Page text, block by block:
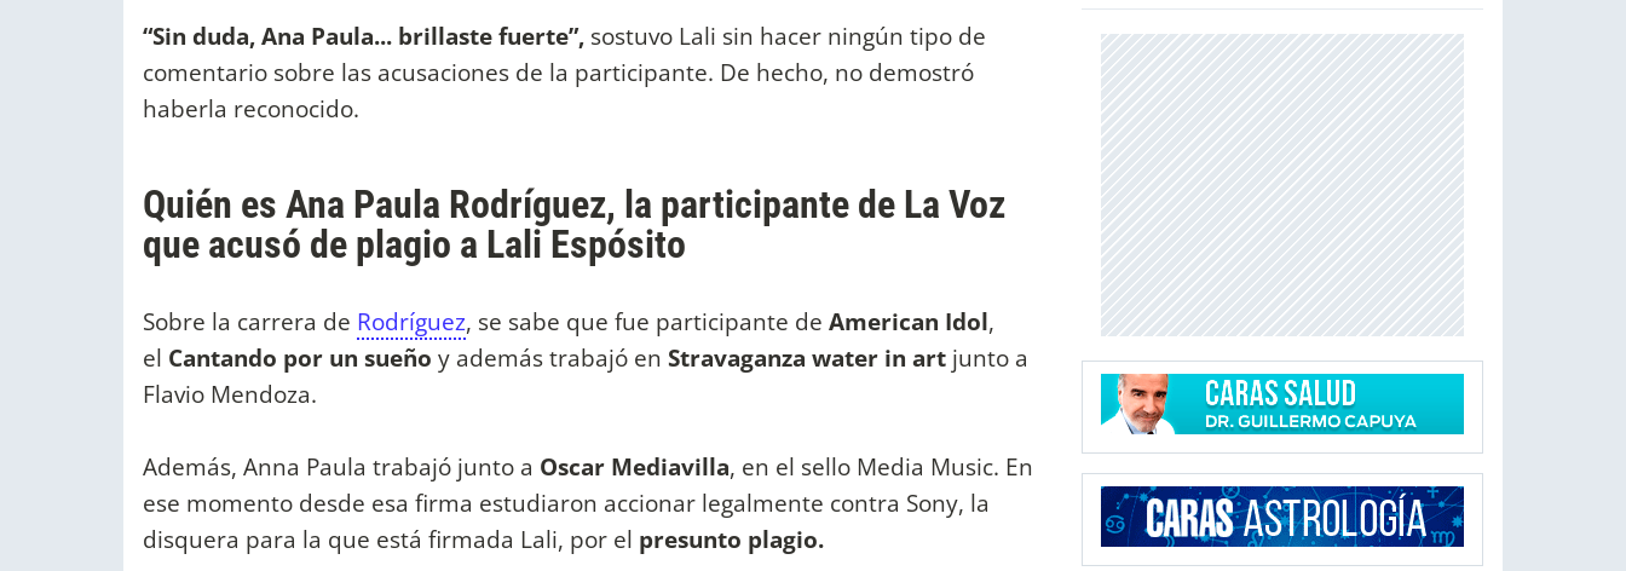
“Sin duda, Ana Paula... brillaste fuerte”, sostuvo Lali sin hacer ningún tipo de
comentario sobre las acusaciones de la participante. De hecho, no demostró
haberla reconocido.
Quién es Ana Paula Rodríguez, la participante de La Voz
que acusó de plagio a Lali Espósito
Sobre la carrera de Rodríguez, se sabe que fue participante de American Idol,
el Cantando por un sueño y además trabajó en Stravaganza water in art junto a
Flavio Mendoza.
Además, Anna Paula trabajó junto a Oscar Mediavilla, en el sello Media Music. En
ese momento desde esa firma estudiaron accionar legalmente contra Sony, la
disquera para la que está firmada Lali, por el presunto plagio.